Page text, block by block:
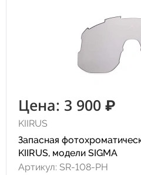
Цена: 3 900 ₽
KIIRUS
Запасная
KIIRUS, модели SIGMA
Артикул: SR-108-PH